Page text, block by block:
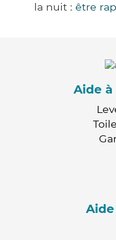
la nuit : être
Aide